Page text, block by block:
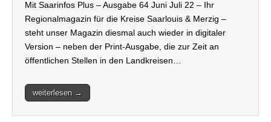
Mit Saarinfos Plus – Ausgabe 64 Juni Juli 22 – Ihr
Regionalmagazin für die Kreise Saarlouis & Merzig –
steht unser Magazin diesmal auch wieder in digitaler
Version – neben der Print-Ausgabe, die zur Zeit an
öffentlichen Stellen in den Landkreisen…
weiterlesen →